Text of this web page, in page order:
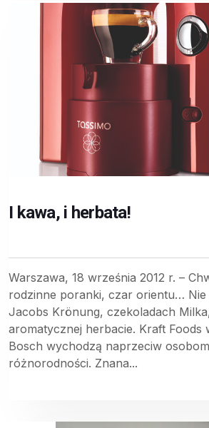
I kawa, i herbata!
Warszawa, 18 września 2012 r. –
rodzinne poranki, czar orientu…
Jacobs Krönung, czekoladach
aromatycznej herbacie. Kraft Foods
Bosch wychodzą naprzeciw
różnorodności. Znana...